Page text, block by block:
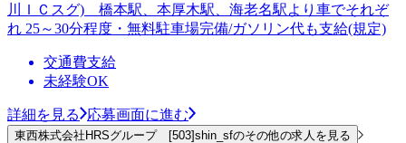
川ＩＣスグ) 橋本駅、本厚木駅、海老名駅より車でそれぞ
れ 25～30分程度・無料駐車場完備/ガソリン代も支給(規定)
交通費支給
未経験OK
詳細を見る 応募画面に進む
東西株式会社HRSグループ [503]shin_sfのその他の求人を見る